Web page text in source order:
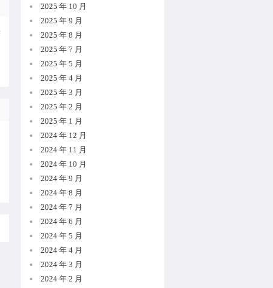
2025 年 10 月
2025 年 9 月
2025 年 8 月
2025 年 7 月
2025 年 5 月
2025 年 4 月
2025 年 3 月
2025 年 2 月
2025 年 1 月
2024 年 12 月
2024 年 11 月
2024 年 10 月
2024 年 9 月
2024 年 8 月
2024 年 7 月
2024 年 6 月
2024 年 5 月
2024 年 4 月
2024 年 3 月
2024 年 2 月